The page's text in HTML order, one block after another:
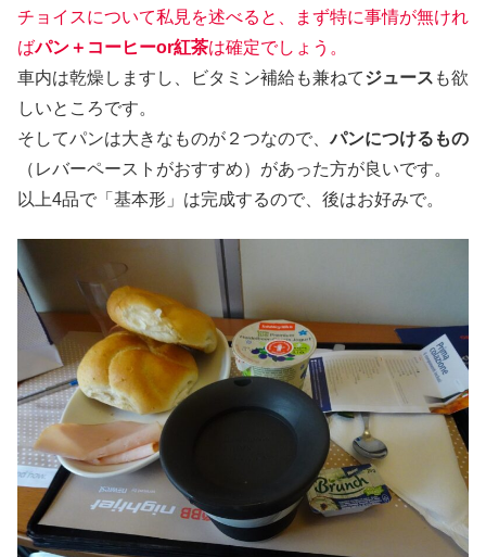
チョイスについて私見を述べると、まず特に事情が無けれ
ばパン＋コーヒーor紅茶は確定でしょう。
車内は乾燥しますし、ビタミン補給も兼ねてジュース も欲
しいところです。
そしてパンは大きなものが２つなので、パンにつけるもの
（レバーペーストがおすすめ）があった方が良いです。
以上4品で「基本形」は完成するので、後はお好みで。